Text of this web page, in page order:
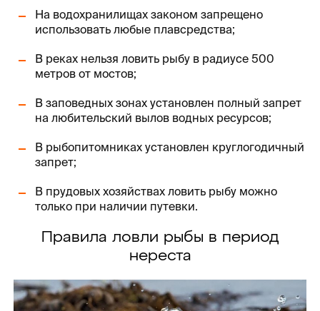
На водохранилищах законом запрещено
использовать любые плавсредства;
В реках нельзя ловить рыбу в радиусе 500
метров от мостов;
В заповедных зонах установлен полный запрет
на любительский вылов водных ресурсов;
В рыбопитомниках установлен круглогодичный
запрет;
В прудовых хозяйствах ловить рыбу можно
только при наличии путевки.
Правила ловли рыбы в период
нереста